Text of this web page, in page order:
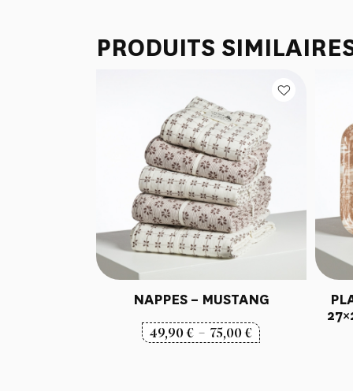
PRODUITS
NAPPES – MUSTANG
49,90€ – 75,00€Plage